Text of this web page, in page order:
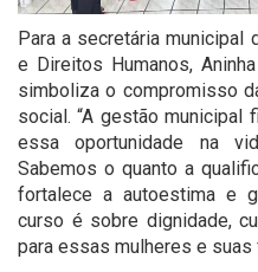
Para a secretária municipal
e Direitos Humanos,
simboliza o compromisso
social. “A gestão
essa oportunidade na
Sabemos o quanto a
fortalece a autoestima e
curso é sobre dignidade,
para essas mulheres e suas